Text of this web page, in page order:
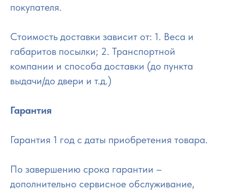
покупателя.
Стоимость доставки зависит от: 1. Веса и
габаритов посылки; 2. Транспортной
компании и способа доставки (до пункта
выдачи/до двери и т.д.)
Гарантия
Гарантия 1 год с даты приобретения товара.
По завершению срока гарантии –
дополнительно сервисное обслуживание,